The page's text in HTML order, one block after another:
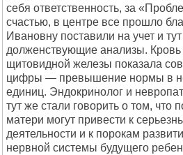
себя ответственность, за
счастью, в центре все прошло
Ивановну поставили на учет и
долженствующие анализы.
щитовидной железы показала
цифры — превышение нормы в
единиц. Эндокринолог и
тут же стали говорить о том, что
матери могут привести к
деятельности и к порокам
нервной системы будущего